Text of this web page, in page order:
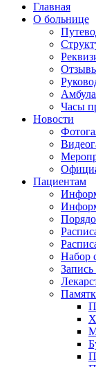
Главная
О больнице
Часы
Новости
Пациентам
Набор